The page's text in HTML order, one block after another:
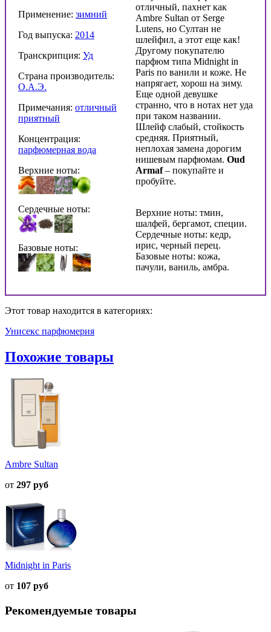
Применение: зимний
Год выпуска: 2014
Транскрипция: Уд
Страна производитель:
О.А.Э.
Примечания: отличный
приятный
Концентрация:
парфюмерная вода
Верхние ноты:
Сердечные ноты:
Базовые ноты:
отличный, пахнет как
Ambre Sultan от Serge
Lutens, но Султан не
шлейфил, а этот еще как!
Другому покупателю
парфюм типа Midnight in
Paris по ванили и коже. Не
напрягает, хорош на зиму.
Еще одной девушке
странно, что в нотах нет уда
при таком названии.
Шлейф слабый, стойкость
средняя. Приятный,
неплохая замена дорогим
нишевым парфюмам. Oud
Armaf– покупайте и
пробуйте.
Верхние ноты: тмин,
шалфей, бергамот, специи.
Сердечные ноты: кедр,
ирис, черный перец.
Базовые ноты: кожа,
пачули, ваниль, амбра.
Этот товар находится в категориях:
Унисекс парфюмерия
Похожие товары
Ambre Sultan
от 297 руб
Midnight in Paris
от 107 руб
Рекомендуемые товары